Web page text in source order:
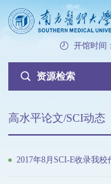
开馆时间
资源检索
高水平论文/SCI动态
2017年8月SCI-E收录我